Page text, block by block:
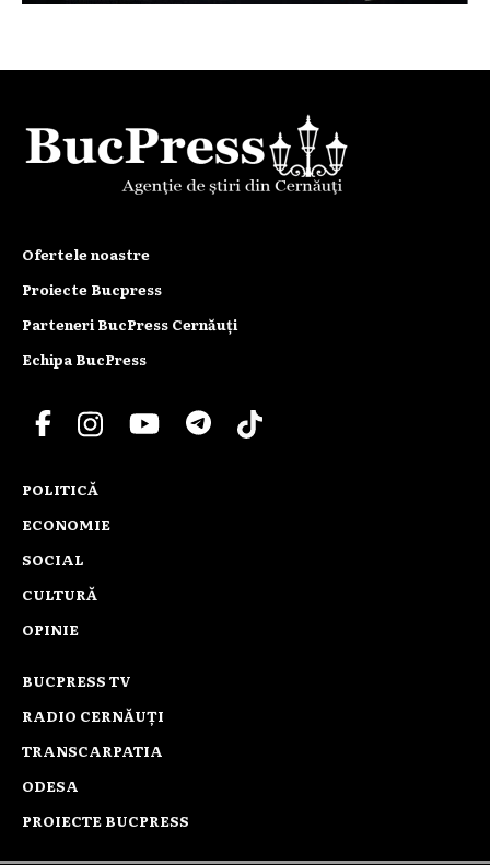
Ofertele noastre
Proiecte Bucpress
Parteneri BucPress Cernăuți
Echipa BucPress
POLITICĂ
ECONOMIE
SOCIAL
CULTURĂ
OPINIE
BUCPRESS TV
RADIO CERNĂUȚI
TRANSCARPATIA
ODESA
PROIECTE BUCPRESS